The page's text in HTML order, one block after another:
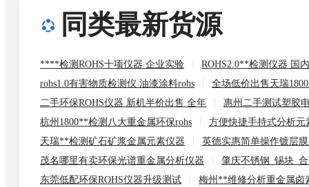
同类最新货源
****检测ROHS十项仪器 企业实验
ROHS2.0**检测仪器 国
rohs1.0有害物质检测仪 油漆涂料rohs
全场低价出售天瑞
二手环保ROHS仪器 新机半价出售 全年
惠州二手测试塑胶
杭州1800**检测八大重金属环保rohs
方便快捷手持式分析元
天瑞**检测矿石矿浆金属元素仪器
英德实惠简单操作镀层
茂名哪里有卖环保光谱重金属分析仪器
肇庆不锈钢_锡块_
东莞低配环保ROHS仪器升级测试
梅州**维修分析重金属卤